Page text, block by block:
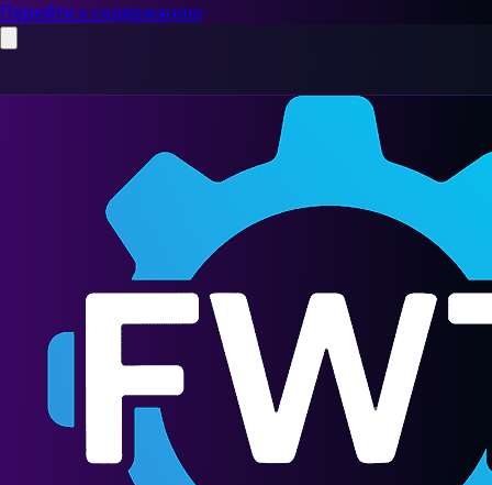
Перейти к содержанию